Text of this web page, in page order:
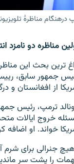
مناظرهٔ
مناظره دو نامزد
ترین بحث این
جمهور سابق،
از افغانستان
ترمپ، رئیس
خروج ایالات
خواند. او اضافه
جنرالی برای شرم